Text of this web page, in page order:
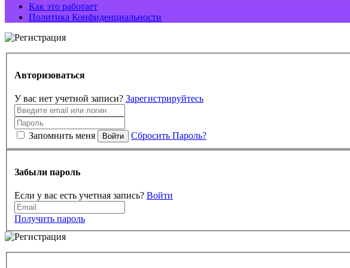
Как это работает
Политика Конфиденциальности
Авторизоваться
У вас нет учетной записи? Зарегистрируйтесь
Запомнить меня Войти Сбросить Пароль?
Забыли пароль
Если у вас есть учетная запись? Войти
Получить пароль